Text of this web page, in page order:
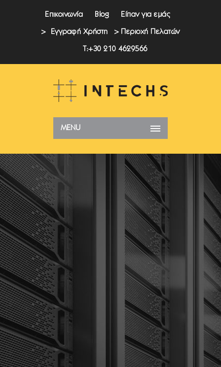
Επικοινωνία Blog Είπαν για εμάς
> Εγγραφή Χρήστη > Περιοχή Πελατών
T:+30 210 4629566
MENU